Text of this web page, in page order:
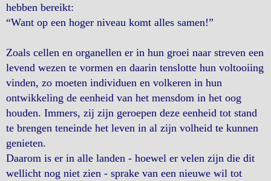
hebben bereikt:
“Want op een hoger niveau komt alles samen!”
Zoals cellen en organellen er in hun groei naar streven een
levend wezen te vormen en daarin tenslotte hun voltooiing
vinden, zo moeten individuen en volkeren in hun
ontwikkeling de eenheid van het mensdom in het oog
houden. Immers, zij zijn geroepen deze eenheid tot stand
te brengen teneinde het leven in al zijn volheid te kunnen
genieten.
Daarom is er in alle landen - hoewel er velen zijn die dit
wellicht nog niet zien - sprake van een nieuwe wil tot